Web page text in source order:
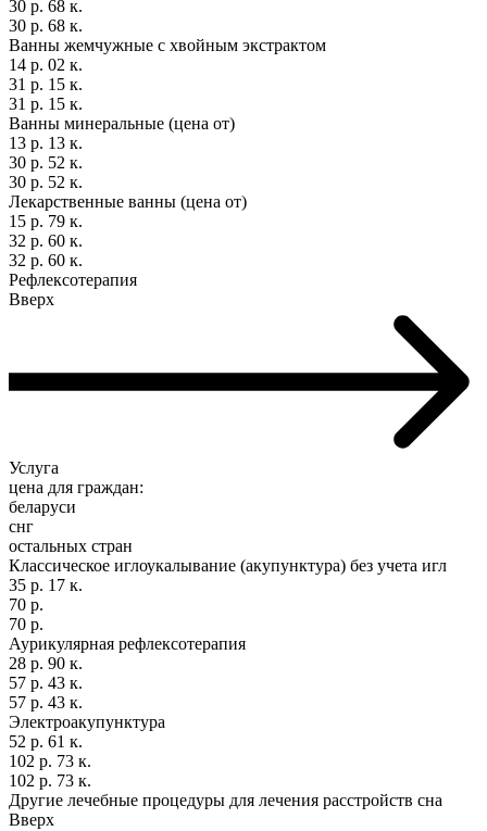
30 р. 68 к.
30 р. 68 к.
Ванны жемчужные с хвойным экстрактом
14 р. 02 к.
31 р. 15 к.
31 р. 15 к.
Ванны минеральные (цена от)
13 р. 13 к.
30 р. 52 к.
30 р. 52 к.
Лекарственные ванны (цена от)
15 р. 79 к.
32 р. 60 к.
32 р. 60 к.
Рефлексотерапия
Вверх
Услуга
цена для граждан:
беларуси
снг
остальных стран
Классическое иглоукалывание (акупунктура) без учета игл
35 р. 17 к.
70 р.
70 р.
Аурикулярная рефлексотерапия
28 р. 90 к.
57 р. 43 к.
57 р. 43 к.
Электроакупунктура
52 р. 61 к.
102 р. 73 к.
102 р. 73 к.
Другие лечебные процедуры для лечения расстройств сна
Вверх